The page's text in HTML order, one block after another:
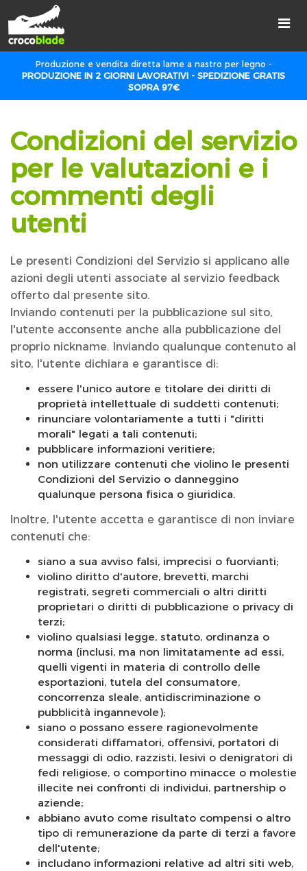
Produzione e vendita diretta lame a nastro per legno -
PRODUZIONE IN 2 GIORNI LAVORATIVI - SPEDIZIONE GRATIS
SOPRA 97€
Condizioni del servizio
per le valutazioni e i
commenti degli
utenti
Le presenti Condizioni del Servizio si applicano alle
azioni degli utenti associate al servizio feedback
offerto dal presente sito.
Inviando contenuti per la pubblicazione sul sito,
l'utente acconsente anche alla pubblicazione del
proprio nickname. Inviando qualunque contenuto al
sito, l'utente dichiara e garantisce di:
essere l'unico autore e titolare dei diritti di
proprietà intellettuale di suddetti contenuti;
rinunciare volontariamente a tutti i "diritti
morali" legati a tali contenuti;
pubblicare informazioni veritiere;
non utilizzare contenuti che violino le presenti
Condizioni del Servizio o danneggino
qualunque persona fisica o giuridica.
Inoltre, l'utente accetta e garantisce di non inviare
contenuti che:
siano a sua avviso falsi, imprecisi o fuorvianti;
violino diritto d'autore, brevetti, marchi
registrati, segreti commerciali o altri diritti
proprietari o diritti di pubblicazione o privacy di
terzi;
violino qualsiasi legge, statuto, ordinanza o
norma (inclusi, ma non limitatamente ad essi,
quelli vigenti in materia di controllo delle
esportazioni, tutela del consumatore,
concorrenza sleale, antidiscriminazione o
pubblicità ingannevole);
siano o possano essere ragionevolmente
considerati diffamatori, offensivi, portatori di
messaggi di odio, razzisti, lesivi o denigratori di
fedi religiose, o comportino minacce o molestie
illecite nei confronti di individui, partnership o
aziende;
abbiano avuto come risultato compensi o altro
tipo di remunerazione da parte di terzi a favore
dell'utente;
includano informazioni relative ad altri siti web,